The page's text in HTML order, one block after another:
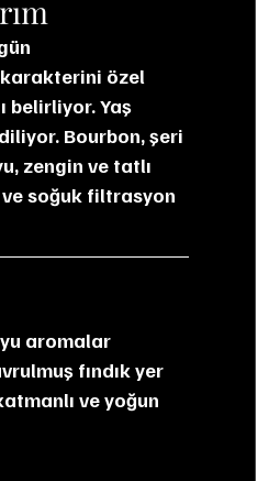
özel
belirliyor. Yaş
Bourbon, şeri
zengin ve tatlı
ve soğuk filtrasyon
fındık yer
ve yoğun